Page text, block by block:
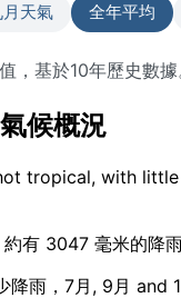
月天氣 全年平均
，基於10年歷史數據
候概況
tropical, with little
有 3047 毫米的降
降雨，7月, 9月 and